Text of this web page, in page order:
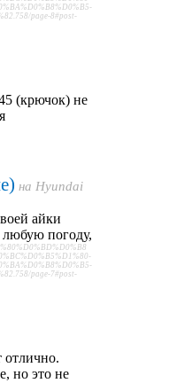
page-8#post-
(крючок) не
на Hyundai
айки
любую погоду,
page-7#post-
отлично.
но это не